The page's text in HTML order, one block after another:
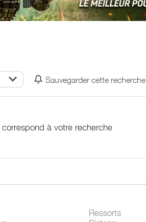
Sauvegarder cette recherche
à votre recherche
Ressorts